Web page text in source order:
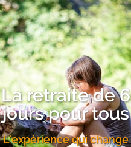
La retraite de 6
jours pour tous
L'expérience qui change